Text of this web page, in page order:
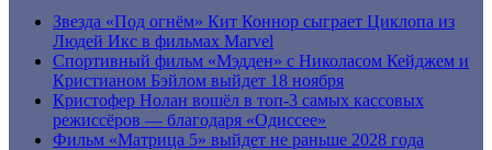
Звезда «Под огнём» Кит Коннор сыграет Циклопа из
Людей Икс в фильмах Marvel
Спортивный фильм «Мэдден» с Николасом Кейджем и
Кристианом Бэйлом выйдет 18 ноября
Кристофер Нолан вошёл в топ-3 самых кассовых
режиссёров — благодаря «Одиссее»
Фильм «Матрица 5» выйдет не раньше 2028 года